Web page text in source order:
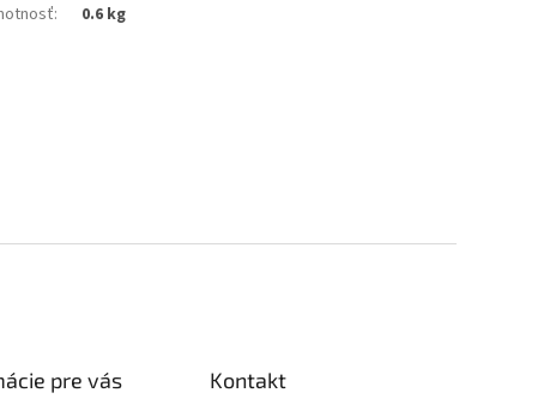
: 0.6 kg
pre vás Kontakt